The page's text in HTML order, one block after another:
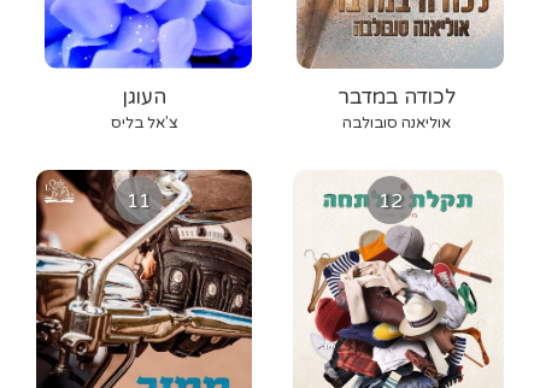
העוגן
צ'אל בליס
לכודה במדבר
אוליאנה סובולבה
11 12